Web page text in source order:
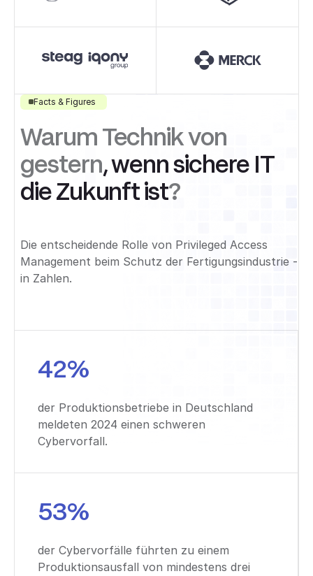
Facts & Figures
Warum Technik von
gestern, wenn sichere IT
die Zukunft ist?
Die entscheidende Rolle von Privileged Access
Management beim Schutz der Fertigungsindustrie -
in Zahlen.
42%
der Produktionsbetriebe in Deutschland
meldeten 2024 einen schweren
Cybervorfall.
53%
der Cybervorfälle führten zu einem
Produktionsausfall von mindestens drei